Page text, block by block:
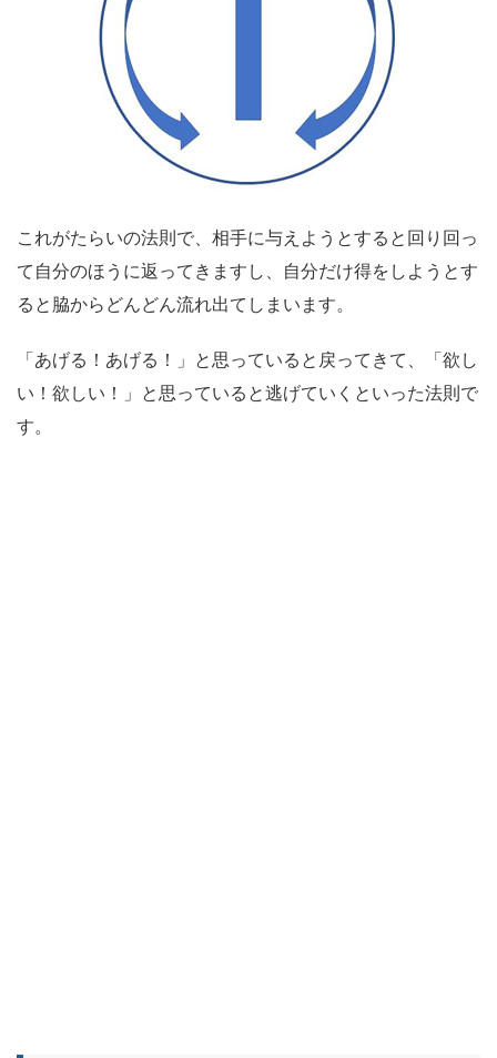
これがたらいの法則で、相手に与えようとすると回り回っ
て自分のほうに返ってきますし、自分だけ得をしようとす
ると脇からどんどん流れ出てしまいます。
「あげる！あげる！」と思っていると戻ってきて、「欲し
い！欲しい！」と思っていると逃げていくといった法則で
す。